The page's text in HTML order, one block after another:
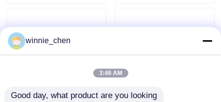
引用を要求しなさい
マイニング グラフィック カード
winnie_chen
3:46 AM
Good day, what product are you looking